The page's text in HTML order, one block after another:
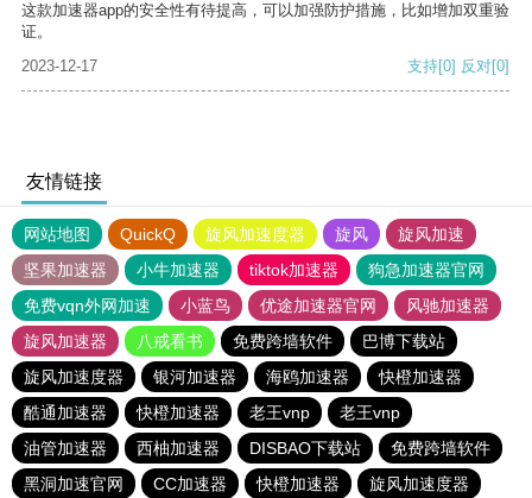
这款加速器app的安全性有待提高，可以加强防护措施，比如增加双重验
证。
2023-12-17
支持[0] 反对[0]
友情链接
网站地图 QuickQ 旋风加速度器 旋风
旋风加速
坚果加速器
小牛加速器 tiktok加速器
狗急加速器官网
免费vqn外网加速
小蓝鸟 优途加速器官网
风驰加速器
旋风加速器
八戒看书 免费跨墙软件
巴博下载站
旋风加速度器
银河加速器 海鸥加速器
快橙加速器
酷通加速器
快橙加速器 老王vnp
老王vnp
油管加速器
西柚加速器 DISBAO下载站
免费跨墙软件
黑洞加速官网
CC加速器 快橙加速器 旋风加速度器